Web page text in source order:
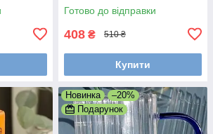
Готово до відправки
408 ₴ 510 ₴
Купити
Новинка
–20%
Подарунок